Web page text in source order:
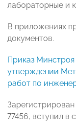
лабораторные и
В приложениях
документов.
Приказ
утверждении
работ по
77456, вступил в